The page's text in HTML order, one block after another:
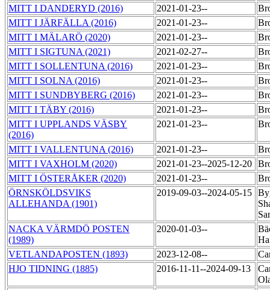
MITT I DANDERYD (2016)
2021-01-23--
MITT I JÄRFÄLLA (2016)
2021-01-23--
MITT I MÄLARÖ (2020)
2021-01-23--
MITT I SIGTUNA (2021)
2021-02-27--
MITT I SOLLENTUNA (2016)
2021-01-23--
MITT I SOLNA (2016)
2021-01-23--
MITT I SUNDBYBERG (2016)
2021-01-23--
MITT I TÄBY (2016)
2021-01-23--
MITT I UPPLANDS VÄSBY
(2016)
2021-01-23--
MITT I VALLENTUNA (2016) 2021-01-23--
MITT I VAXHOLM (2020)
2021-01-23--2025-12-20
MITT I ÖSTERÅKER (2020)
2021-01-23--
ÖRNSKÖLDSVIKS
ALLEHANDA (1901)
2019-09-03--2024-05-15
NACKA VÄRMDÖ POSTEN
(1989)
2020-01-03--
VETLANDAPOSTEN (1893)
2023-12-08--
HJO TIDNING (1885)
2016-11-11--2024-09-13